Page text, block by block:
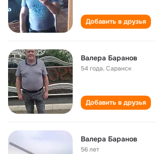
Добавить в друзья
Валера Баранов
54 года,Саранск
Добавить в друзья
Валера Баранов
56 лет